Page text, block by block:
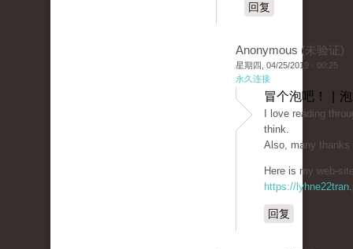
回复
Anonymous (未验证)
星期四, 04/25/2019 - 00:25
永久连接
冒个泡吧！ |
I love reading
think.
Also, many thanks
Here is my web-
https://
回复